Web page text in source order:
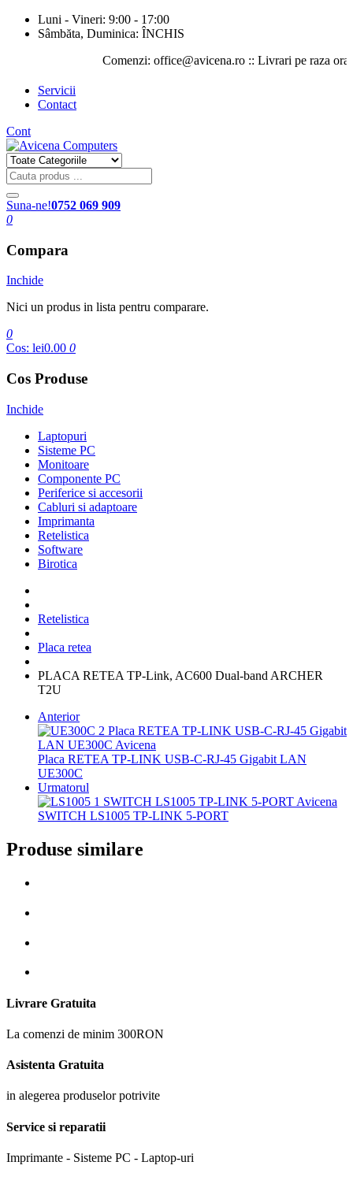
Luni - Vineri: 9:00 - 17:00
Sâmbăta, Duminica: ÎNCHIS
Comenzi: office@avicena.ro :: Livrari pe raza
Servicii
Contact
Cont
Suna-ne!0752 069 909
0
Compara
Inchide
Nici un produs in lista pentru comparare.
0
Cos: lei0.00 0
Cos Produse
Inchide
Laptopuri
Sisteme PC
Monitoare
Componente PC
Periferice si accesorii
Cabluri si adaptoare
Imprimanta
Retelistica
Software
Birotica
Retelistica
Placa retea
PLACA RETEA TP-Link, AC600 Dual-band ARCHER
T2U
Anterior
Placa RETEA TP-LINK USB-C-RJ-45 Gigabit LAN
UE300C
Urmatorul
SWITCH LS1005 TP-LINK 5-PORT
Produse similare
Livrare Gratuita
La comenzi de minim 300RON
Asistenta Gratuita
in alegerea produselor potrivite
Service si reparatii
Imprimante - Sisteme PC - Laptop-uri